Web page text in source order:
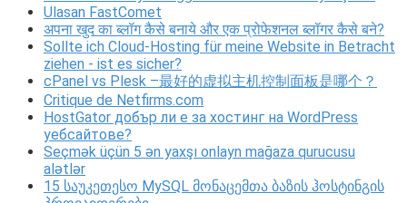
Ulasan FastComet
अपना खुद का ब्लॉग कैसे बनाये और एक प्रोफेशनल ब्लॉगर कैसे बने?
Sollte ich Cloud-Hosting für meine Website in Betracht
ziehen - ist es sicher?
cPanel vs Plesk –最好的虚拟主机控制面板是哪个？
Critique de Netfirms.com
HostGator добър ли е за хостинг на WordPress
уебсайтове?
Seçmək üçün 5 ən yaxşı onlayn mağaza qurucusu
alətlər
15 საუკეთესო MySQL მონაცემთა ბაზის ჰოსტინგის